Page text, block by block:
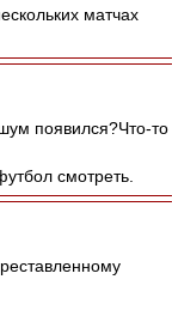
матчах
появился?Что-то
смотреть.